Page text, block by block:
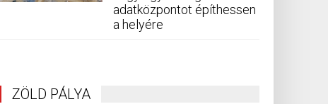
adatközpontot építhessen
a helyére
ZÖLD PÁLYA